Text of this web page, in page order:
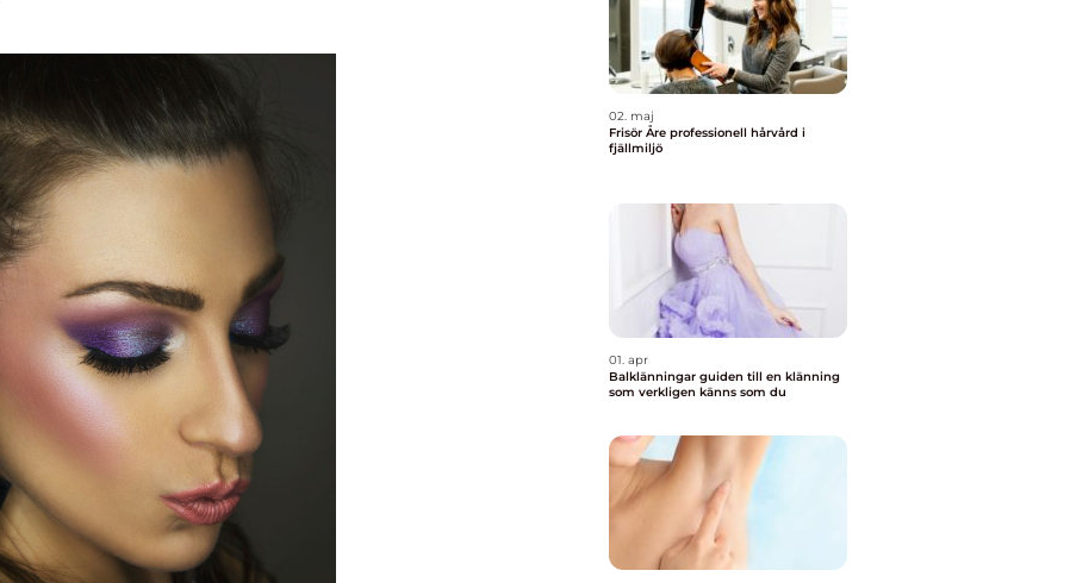
02. maj
Frisör Åre professionell hårvård i
fjällmiljö
01. apr
Balklänningar guiden till en klänning
som verkligen känns som du